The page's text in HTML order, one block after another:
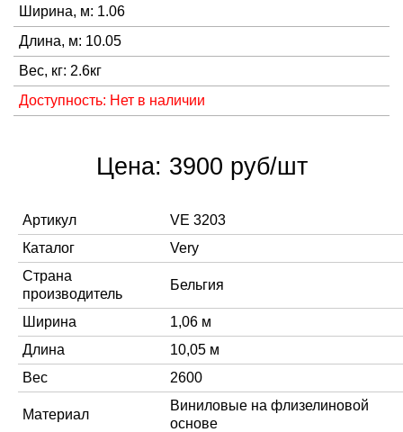
Ширина, м: 1.06
Длина, м: 10.05
Вес, кг: 2.6кг
Доступность: Нет в наличии
Цена: 3900 руб/шт
Артикул
VE 3203
Каталог
Very
Страна
производитель
Бельгия
Ширина
1,06 м
Длина
10,05 м
Вес
2600
Материал
Виниловые на флизелиновой
основе